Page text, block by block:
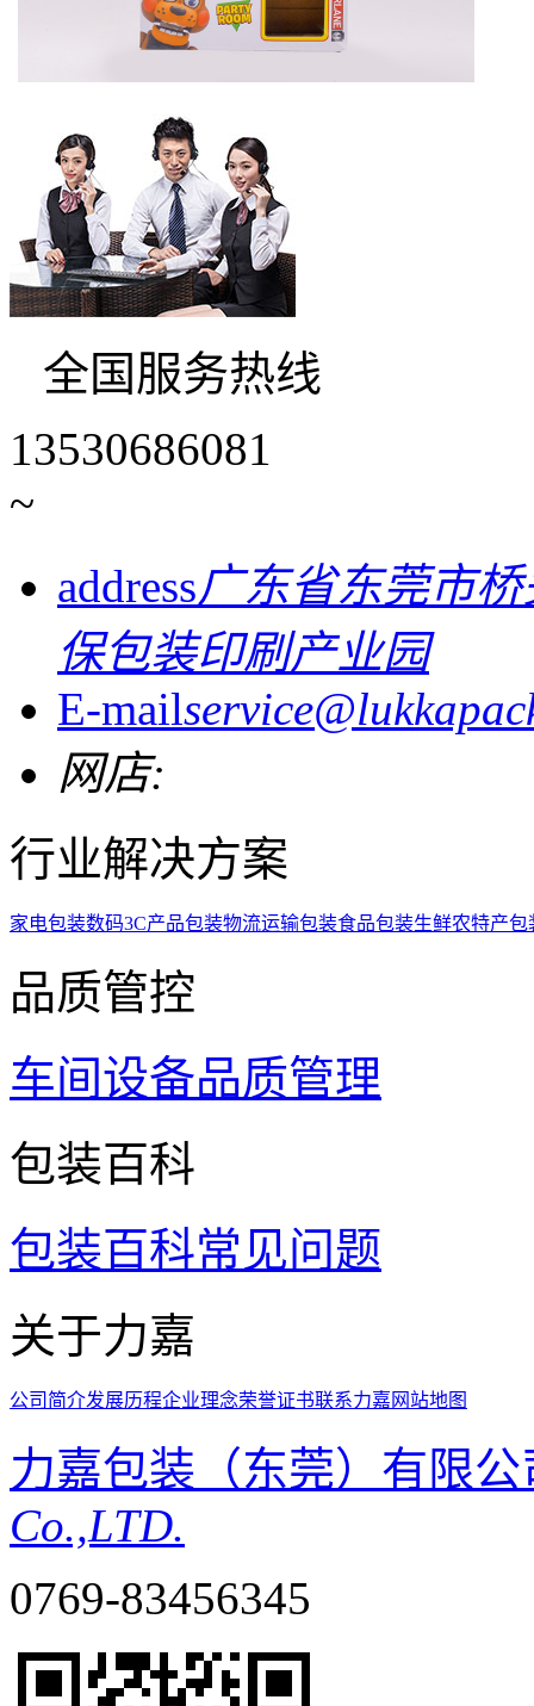
全国服务热线
13530686081
~
address广东省东莞市
保包装印刷产业园
E-mail
网店:
行业解决方案
家电包装数码3C产品包装物流运输包装食品包装生鲜农特产包
品质管控
车间设备品质管理
包装百科
包装百科常见问题
关于力嘉
公司简介发展历程企业理念荣誉证书联系力嘉 网站地图
力嘉包装（东莞）有限
Co.,LTD.
0769-83456345